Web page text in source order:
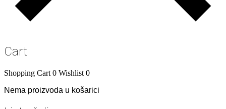
Cart
Shopping Cart 0 Wishlist 0
Nema proizvoda u košarici